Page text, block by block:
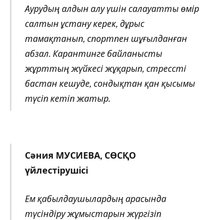
Аурудың алдын алу үшін салауатты өмір
салтын ұстану керек, дұрыс
тамақтанып, спортпен шұғылданған
абзал. Карантинге байланысты
жұрттың жүйкесі жұқарып, стрессті
бастан кешуде, сондықтан қан қысымы
түсіп кетіп жатыр.
Сәния МУСИЕВА, СӨСҚО
үйлестірушісі
Ем қабылдаушылардың арасында
түсіндіру жұмыстарын жүргізіп